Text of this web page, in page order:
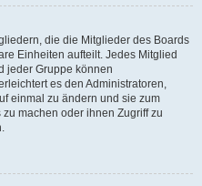
die die Mitglieder des Boards
Einheiten aufteilt. Jedes Mitglied
jeder Gruppe können
es den Administratoren,
einmal zu ändern und sie zum
machen oder ihnen Zugriff zu